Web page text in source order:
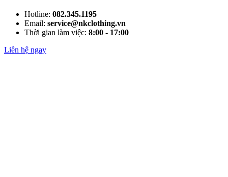
Hotline: 082.345.1195
Email: service@nkclothing.vn
Thời gian làm việc: 8:00 - 17:00
Liên hệ ngay